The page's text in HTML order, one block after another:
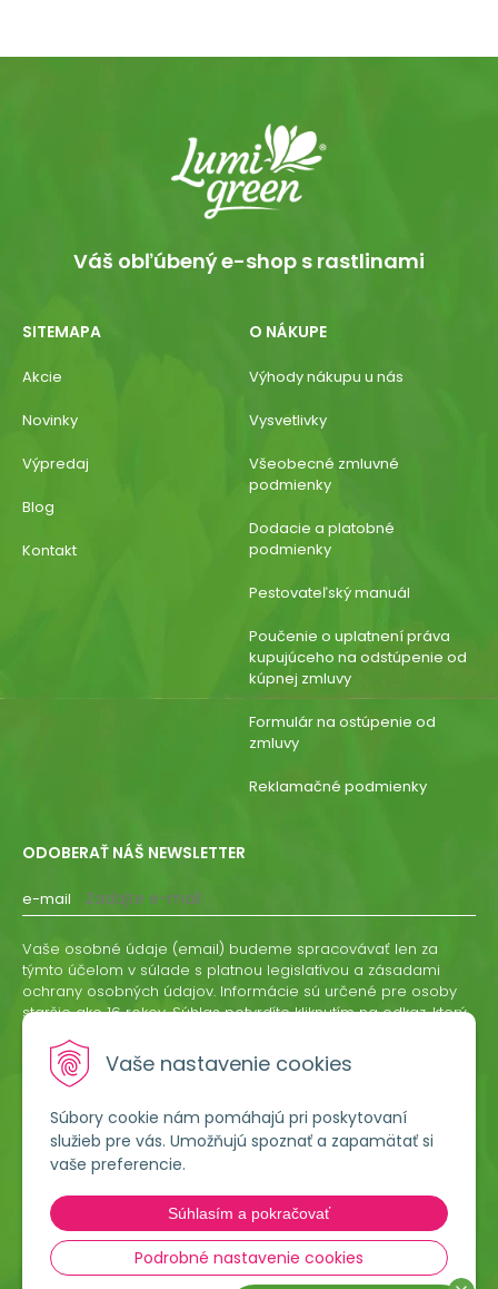
Vaše nastavenie cookies
Súbory cookie nám pomáhajú pri poskytovaní
služieb pre vás. Umožňujú spoznať a zapamätať si
vaše preferencie.
Súhlasím a pokračovať
Podrobné nastavenie cookies
Lumigreen, s.r.o.
Hradská 535
966 54 Tekovské Nemce
Váš obľúbený e-shop s rastlinami
SITEMAPA
Akcie
Novinky
Výpredaj
Blog
Kontakt
O NÁKUPE
Výhody nákupu u nás
Vysvetlivky
Všeobecné zmluvné
podmienky
Dodacie a platobné
podmienky
Pestovateľský manuál
Poučenie o uplatnení práva
kupujúceho na odstúpenie od
kúpnej zmluvy
Formulár na ostúpenie od
zmluvy
Reklamačné podmienky
ODOBERAŤ NÁŠ NEWSLETTER
e-mail
ODOBERAŤ
Vaše osobné údaje (email) budeme spracovávať len za
týmto účelom v súlade s platnou legislatívou a zásadami
ochrany osobných údajov. Informácie sú určené pre osoby
staršie ako 16 rokov. Súhlas potvrdíte kliknutím na odkaz, ktorý
odvolať písomne, emailom alebo kliknutím na odkaz z
ktoréhokoľvek informačného emailu.